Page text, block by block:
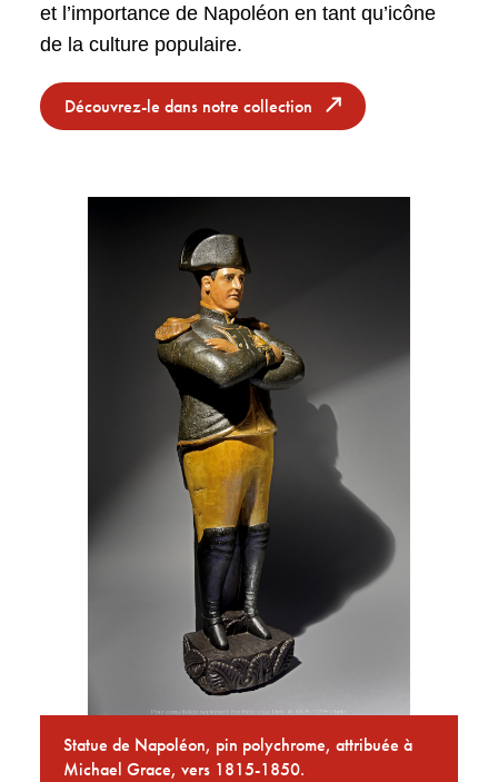
et l’importance de Napoléon en tant qu’icône
de la culture populaire.
Découvrez-le dans notre collection
Statue de Napoléon, pin polychrome, attribuée à
Michael Grace, vers 1815-1850.